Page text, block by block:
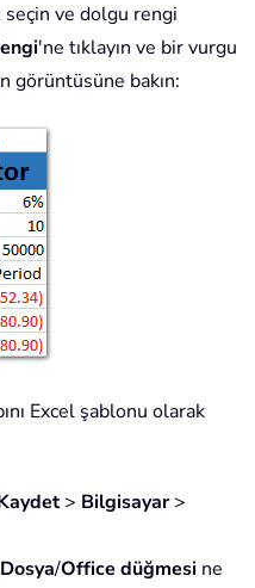
seçin ve dolgu rengi
'ne tıklayın ve bir vurgu
görüntüsüne bakın:
Excel şablonu olarak
> Bilgisayar>
Dosya/Office düğmesi ne